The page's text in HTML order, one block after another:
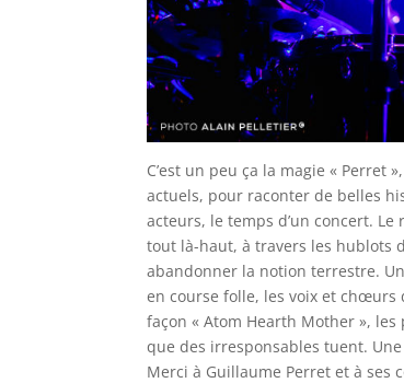
C’est un peu ça la magie «
actuels, pour raconter de belles
acteurs, le temps d’un concert.
tout là-haut, à travers les hublots
abandonner la notion terrestre.
en course folle, les voix et chœurs
façon « Atom Hearth Mother »,
que des irresponsables tuent.
Merci à Guillaume Perret et à ses